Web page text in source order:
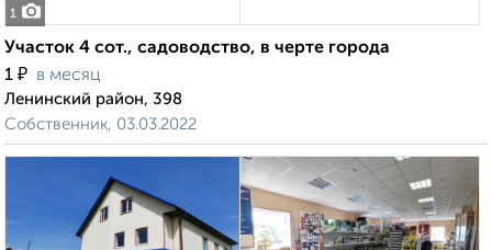
1
Участок 4 сот., садоводство, в черте города
1 ₽ в месяц
Ленинский район, 398
Собственник, 03.03.2022